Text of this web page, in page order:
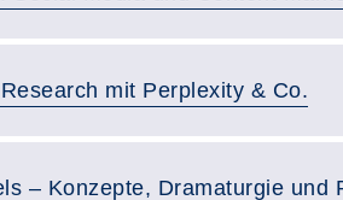
mit Perplexity & Co.
– Konzepte, Dramaturgie und